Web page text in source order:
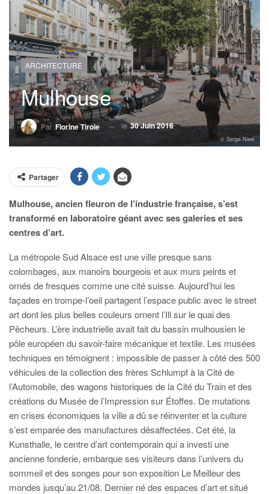
ARCHITECTURE
Mulhouse
Par Florine Tirole le30 Juin 2016
© Serge Nied
Partager
Mulhouse, ancien fleuron de l’industrie française, s’est
transformé en laboratoire géant avec ses galeries et ses
centres d’art.
La métropole Sud Alsace est une ville presque sans
colombages, aux manoirs bourgeois et aux murs peints et
ornés de fresques comme une cité suisse. Aujourd’hui les
façades en trompe-l’oeil partagent l’espace public avec le street
art dont les plus belles couleurs ornent l’Ill sur le quai des
Pêcheurs. L’ère industrielle avait fait du bassin mulhousien le
pôle européen du savoir-faire mécanique et textile. Les musées
techniques en témoignent : impossible de passer à côté des 500
véhicules de la collection des frères Schlumpf à la Cité de
l’Automobile, des wagons historiques de la Cité du Train et des
créations du Musée de l’Impression sur Étoffes. De mutations
en crises économiques la ville a dû se réinventer et la culture
s’est emparée des manufactures désaffectées. Cet été, la
Kunsthalle, le centre d’art contemporain qui a investi une
ancienne fonderie, embarque ses visiteurs dans l’univers du
sommeil et des songes pour son exposition Le Meilleur des
mondes jusqu’au 21/08. Dernier né des espaces d’art et situé